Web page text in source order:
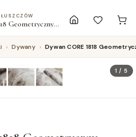
Dywan CORE 1818 Geometryczny - Strukturalny, dwa poziomy runa, kość słoniowa / biały
› Dywany › Dywan CORE 1818
1 /5